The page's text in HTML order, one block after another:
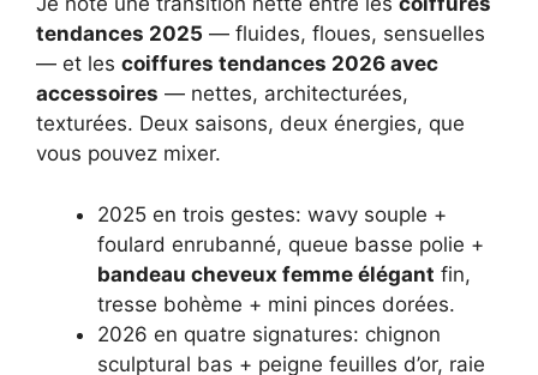
tendances 2025 — fluides, floues, sensuelles
— et les coiffures tendances 2026 avec
accessoires — nettes, architecturées,
texturées. Deux saisons, deux énergies, que
vous pouvez mixer.
2025 en trois gestes: wavy souple +
foulard enrubanné, queue basse polie +
bandeau cheveux femme élégant fin,
tresse bohème + mini pinces dorées.
2026 en quatre signatures: chignon
sculptural bas + peigne feuilles d’or, raie